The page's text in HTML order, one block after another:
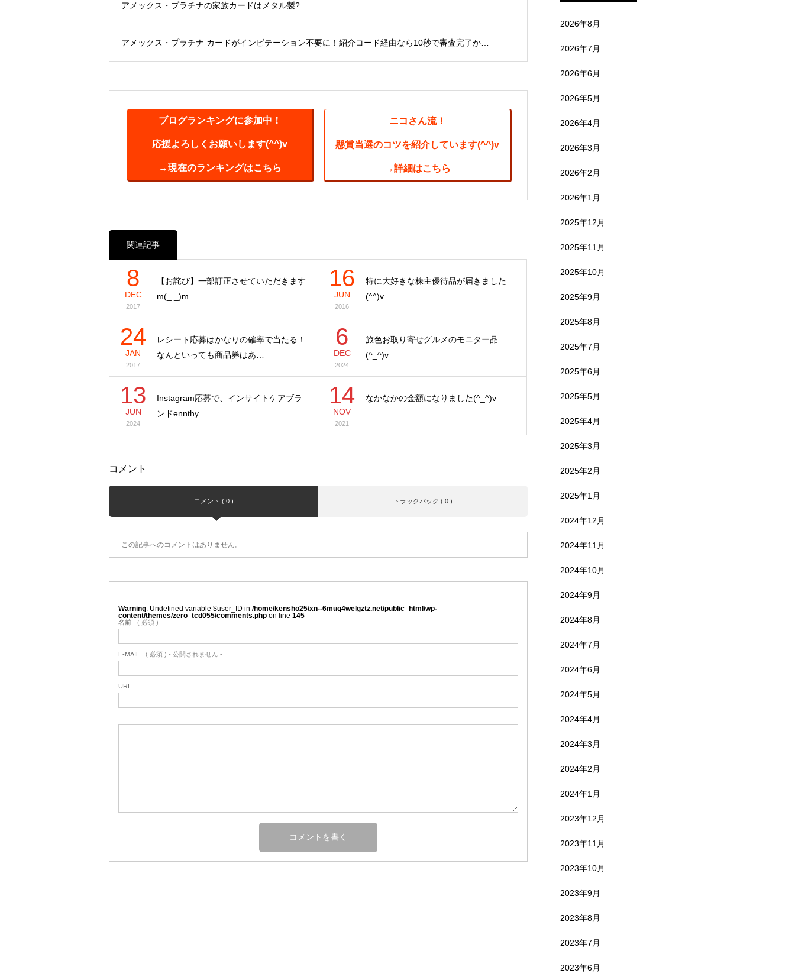
アメックス・プラチナの家族カードはメタル製?
アメックス・プラチナ カードがインビテーション不要に！紹介コード経由なら10秒で審査完了か…
ブログランキングに参加中！
応援よろしくお願いします(^^)v
→現在のランキングはこちら
ニコさん流！
懸賞当選のコツを紹介しています(^^)v
→詳細はこちら
関連記事
8
DEC
2017
【お詫び】一部訂正させていただきます
m(_ _)m
16
JUN
2016
特に大好きな株主優待品が届きました
(^^)v
24
JAN
2017
レシート応募はかなりの確率で当たる！
なんといっても商品券はあ…
6
DEC
2024
旅色お取り寄せグルメのモニター品
(^_^)v
13
JUN
2024
Instagram応募で、インサイトケアブラ
ンドennthy…
14
NOV
2021
なかなかの金額になりました(^_^)v
コメント
コメント ( 0 ) トラックバック ( 0 )
この記事へのコメントはありません。
Warning : Undefined variable $user_ID in /home/kensho25/xn--6muq4welgztz.net/public_html/wp-
content/themes/zero_tcd055/comments.php on line 145
名前 ( 必須 )
E-MAIL ( 必須 ) - 公開されません -
URL
2026年8月
2026年7月
2026年6月
2026年5月
2026年4月
2026年3月
2026年2月
2026年1月
2025年12月
2025年11月
2025年10月
2025年9月
2025年8月
2025年7月
2025年6月
2025年5月
2025年4月
2025年3月
2025年2月
2025年1月
2024年12月
2024年11月
2024年10月
2024年9月
2024年8月
2024年7月
2024年6月
2024年5月
2024年4月
2024年3月
2024年2月
2024年1月
2023年12月
2023年11月
2023年10月
2023年9月
2023年8月
2023年7月
2023年6月